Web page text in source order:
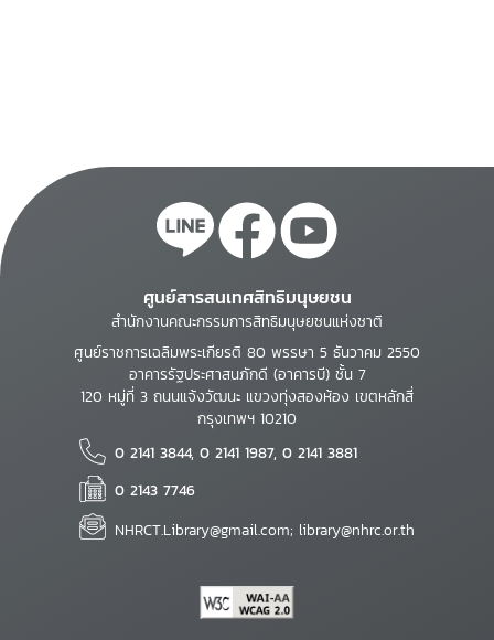
ศูนย์สารสนเทศสิทธิมนุษยชน
สำนักงานคณะกรรมการสิทธิมนุษยชนแห่งชาติ
ศูนย์ราชการเฉลิมพระเกียรติ 80 พรรษา 5 ธันวาคม 2550
อาคารรัฐประศาสนภักดี (อาคารบี) ชั้น 7
120 หมู่ที่ 3 ถนนแจ้งวัฒนะ แขวงทุ่งสองห้อง เขตหลักสี่
กรุงเทพฯ 10210
0 2141 3844, 0 2141 1987, 0 2141 3881
0 2143 7746
NHRCT.Library@gmail.com; library@nhrc.or.th